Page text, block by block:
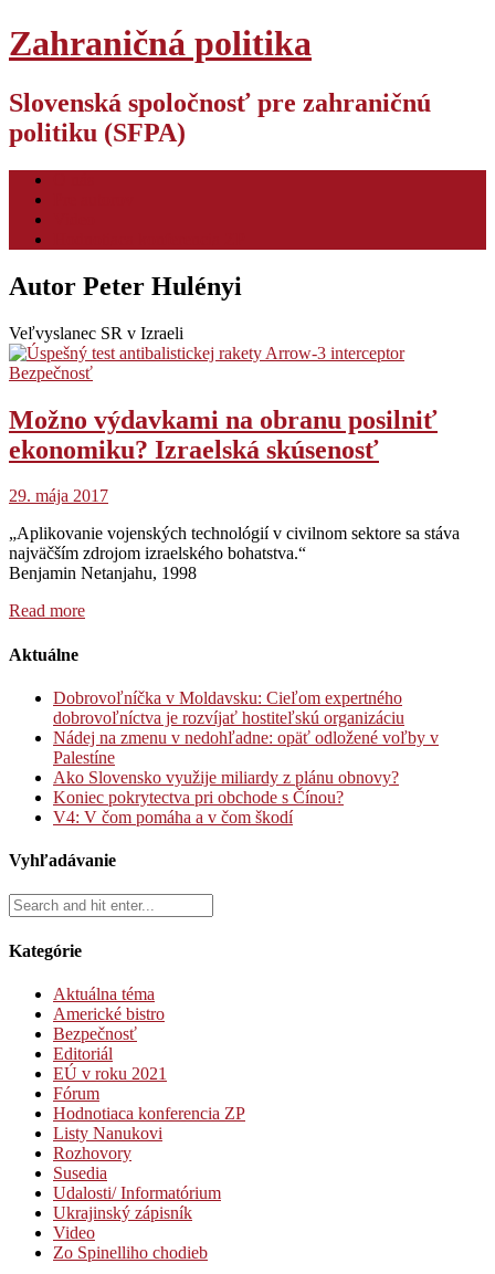
Zahraničná politika
Slovenská spoločnosť pre zahraničnú
politiku (SFPA)
Autor Peter Hulényi
Veľvyslanec SR v Izraeli
Bezpečnosť
Možno výdavkami na obranu posilniť
ekonomiku? Izraelská skúsenosť
29. mája 2017
„Aplikovanie vojenských technológií v civilnom sektore sa stáva
najväčším zdrojom izraelského bohatstva.“
Benjamin Netanjahu, 1998
Read more
Aktuálne
Dobrovoľníčka v Moldavsku: Cieľom expertného
dobrovoľníctva je rozvíjať hostiteľskú organizáciu
Nádej na zmenu v nedohľadne: opäť odložené voľby v
Palestíne
Ako Slovensko využije miliardy z plánu obnovy?
Koniec pokrytectva pri obchode s Čínou?
V4: V čom pomáha a v čom škodí
Vyhľadávanie
Kategórie
Aktuálna téma
Americké bistro
Bezpečnosť
Editoriál
EÚ v roku 2021
Fórum
Hodnotiaca konferencia ZP
Listy Nanukovi
Rozhovory
Susedia
Udalosti/ Informatórium
Ukrajinský zápisník
Video
Zo Spinelliho chodieb